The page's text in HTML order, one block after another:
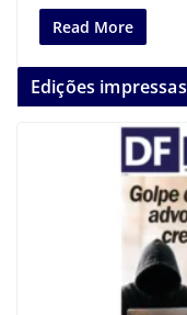
Read More
Edições impressas